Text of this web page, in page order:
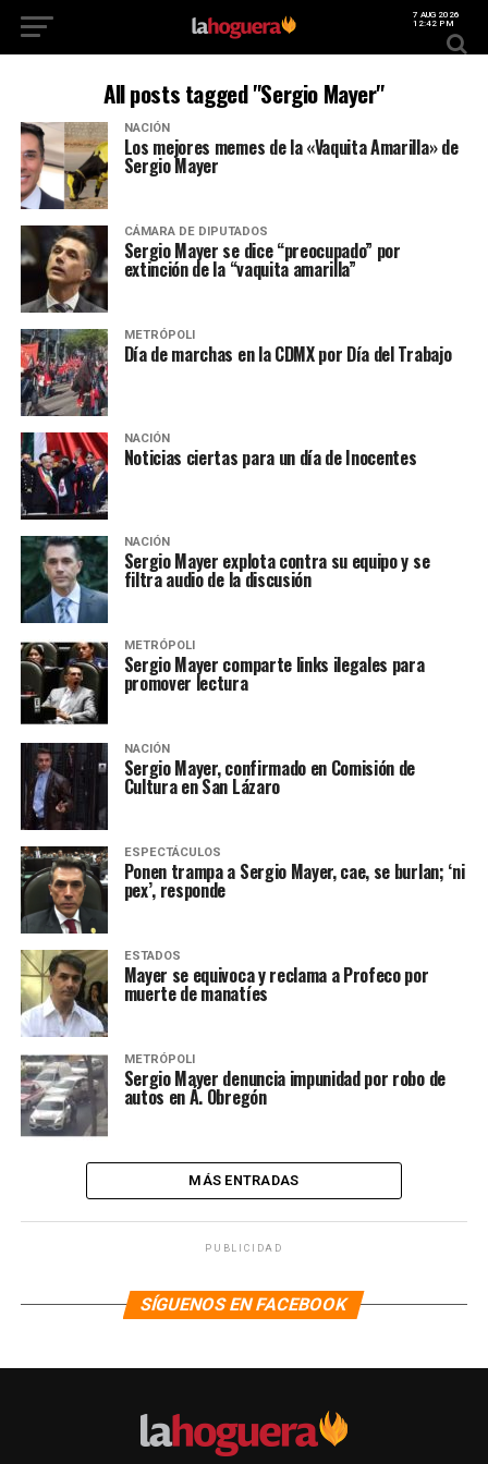
7 AUG 2026
12:42 PM
All posts tagged "Sergio Mayer"
NACIÓN
Los mejores memes de la «Vaquita Amarilla» de
Sergio Mayer
CÁMARA DE DIPUTADOS
Sergio Mayer se dice “preocupado” por
extinción de la “vaquita amarilla”
METRÓPOLI
Día de marchas en la CDMX por Día del Trabajo
NACIÓN
Noticias ciertas para un día de Inocentes
NACIÓN
Sergio Mayer explota contra su equipo y se
filtra audio de la discusión
METRÓPOLI
Sergio Mayer comparte links ilegales para
promover lectura
NACIÓN
Sergio Mayer, confirmado en Comisión de
Cultura en San Lázaro
ESPECTÁCULOS
Ponen trampa a Sergio Mayer, cae, se burlan; ‘ni
pex’, responde
ESTADOS
Mayer se equivoca y reclama a Profeco por
muerte de manatíes
METRÓPOLI
Sergio Mayer denuncia impunidad por robo de
autos en Á. Obregón
MÁS ENTRADAS
PUBLICIDAD
SÍGUENOS EN FACEBOOK